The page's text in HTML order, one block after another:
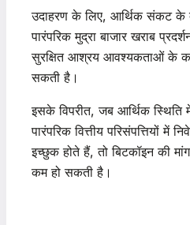
उदाहरण के लिए, आर्थिक संकट के
पारंपरिक मुद्रा बाजार खराब
सुरक्षित आश्रय आवश्यकताओं के
सकती है।
इसके विपरीत, जब आर्थिक स्थिति
पारंपरिक वित्तीय परिसंपत्तियों
इच्छुक होते हैं, तो बिटकॉइन की
कम हो सकती है।